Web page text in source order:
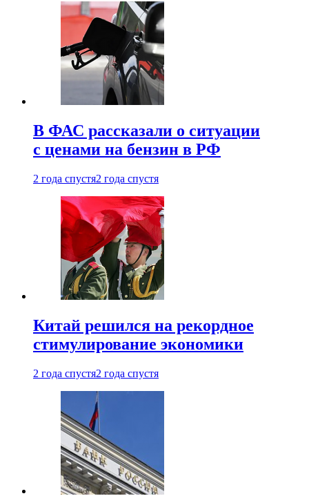
В ФАС рассказали о ситуации
с ценами на бензин в РФ
2 года спустя2 года спустя
Китай решился на рекордное
стимулирование экономики
2 года спустя2 года спустя